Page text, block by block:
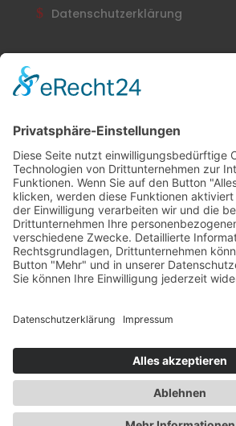
Datenschutzerklärung
Newsletter
Abonnieren
Copyright © 2026 Alle Rechte
durchMobiles Denken